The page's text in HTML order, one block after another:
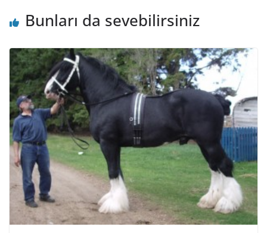
Bunları da sevebilirsiniz